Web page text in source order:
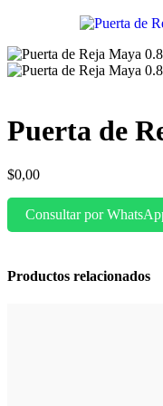
Puerta de
$0,00
Consultar por
Productos relacionados